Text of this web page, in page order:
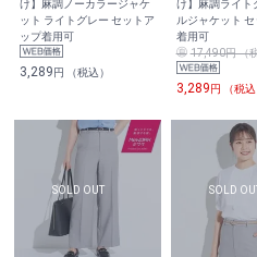
け】麻調ノーカラージャケ
ット ライトグレー セットア
ップ着用可
3,289円 （税込）
け】麻調ライト
ルジャケット
着用可
17,490円 （
3,289円 （税込